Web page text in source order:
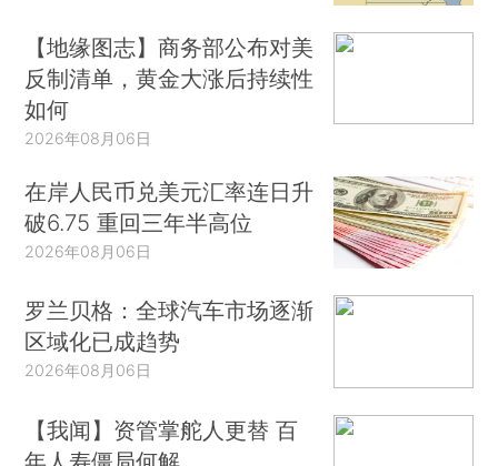
【地缘图志】商务部公布对美
反制清单，黄金大涨后持续性
如何
2026年08月06日
在岸人民币兑美元汇率连日升
破6.75 重回三年半高位
2026年08月06日
罗兰贝格：全球汽车市场逐渐
区域化已成趋势
2026年08月06日
【我闻】资管掌舵人更替 百